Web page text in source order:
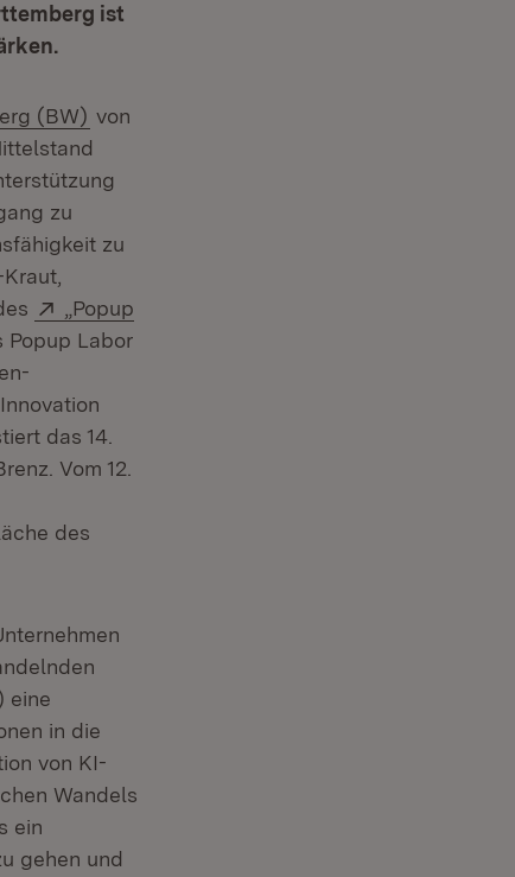
ist
(BW) (Öffnet in neuem Fenster)
von
zu
zu
Extern:
„Popup
Popup Labor
das 14.
Vom 12.
des
eine
in die
von KI-
Wandels
ein
gehen und